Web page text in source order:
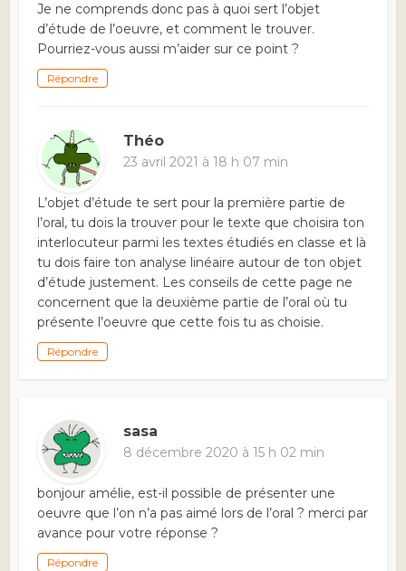
Je ne comprends donc pas à quoi sert l’objet
d’étude de l’oeuvre, et comment le trouver.
Pourriez-vous aussi m’aider sur ce point ?
Répondre
Théo
23 avril 2021 à 18 h 07 min
L’objet d’étude te sert pour la première partie de
l’oral, tu dois la trouver pour le texte que choisira ton
interlocuteur parmi les textes étudiés en classe et là
tu dois faire ton analyse linéaire autour de ton objet
d’étude justement. Les conseils de cette page ne
concernent que la deuxième partie de l’oral où tu
présente l’oeuvre que cette fois tu as choisie.
Répondre
sasa
8 décembre 2020 à 15 h 02 min
bonjour amélie, est-il possible de présenter une
oeuvre que l’on n’a pas aimé lors de l’oral ? merci par
avance pour votre réponse ?
Répondre